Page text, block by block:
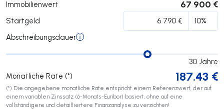
Immobilienwert 67 900 €
Startgeld
Abschreibungsdauer
30 Jahre
Monatliche Rate (*)
187.43 €
(*) Die angegebene monatliche Rate entspricht einem Referenzwert, der auf
einem variablen Zinssatz (6-Monats-Euribor) basiert, ohne auf eine
vollständigere und detailliertere Finanzanalyse zu verzichten!